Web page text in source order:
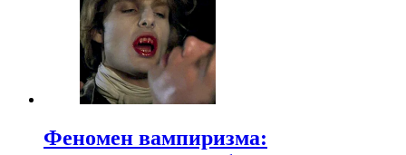
Феномен вампиризма: